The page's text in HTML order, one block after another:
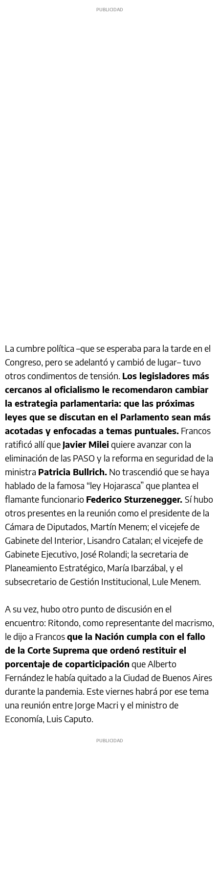
La cumbre política –que se esperaba para la tarde en el
Congreso, pero se adelantó y cambió de lugar– tuvo
otros condimentos de tensión. Los legisladores más
cercanos al oficialismo le recomendaron cambiar
la estrategia parlamentaria: que las próximas
leyes que se discutan en el Parlamento sean más
acotadas y enfocadas a temas puntuales. Francos
ratificó allí que Javier Mileiquiere avanzar con la
eliminación de las PASO y la reforma en seguridad de la
ministra Patricia Bullrich. No trascendió que se haya
hablado de la famosa “ley Hojarasca” que plantea el
flamante funcionario Federico Sturzenegger. Sí hubo
otros presentes en la reunión como el presidente de la
Cámara de Diputados, Martín Menem; el vicejefe de
Gabinete del Interior, Lisandro Catalan; el vicejefe de
Gabinete Ejecutivo, José Rolandi; la secretaria de
Planeamiento Estratégico, María Ibarzábal, y el
subsecretario de Gestión Institucional, Lule Menem.
A su vez, hubo otro punto de discusión en el
encuentro: Ritondo, como representante del macrismo,
le dijo a Francosque la Nación cumpla con el fallo
de la Corte Suprema que ordenó restituir el
porcentaje de coparticipación que Alberto
Fernández le había quitado a la Ciudad de Buenos Aires
durante la pandemia. Este viernes habrá por ese tema
una reunión entre Jorge Macri y el ministro de
Economía, Luis Caputo.